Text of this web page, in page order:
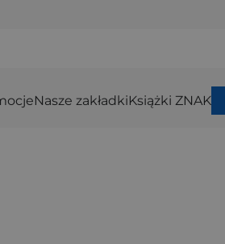
Nasze zakładkiKsiążki ZNAK